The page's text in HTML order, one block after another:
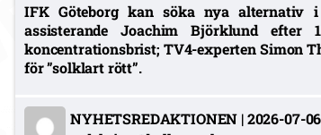
IFK Göteborg kan söka nya alternativ
assisterande Joachim Björklund
koncentrationsbrist; TV4-experten Simon
för ”solklart rött”.
NYHETSREDAKTIONEN |2026-07-06